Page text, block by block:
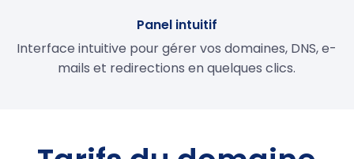
Panel intuitif
Interface intuitive pour gérer vos domaines, DNS, e-
mails et redirections en quelques clics.